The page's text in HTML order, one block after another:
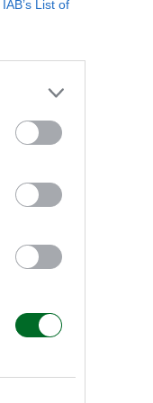
IAB’s List of
TENDENZE E